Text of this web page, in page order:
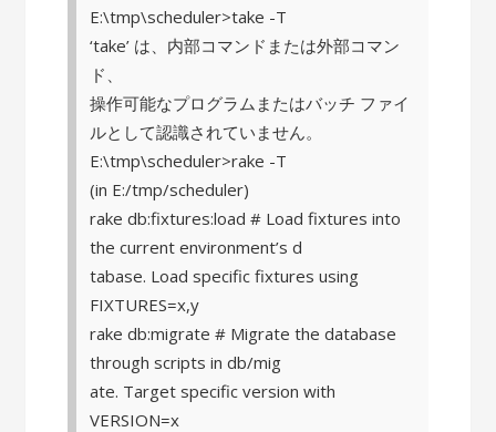
E:\tmp\scheduler>take -T
‘take’ は、内部コマンドまたは外部コマン
ド、
操作可能なプログラムまたはバッチ ファイ
ルとして認識されていません。
E:\tmp\scheduler>rake -T
(in E:/tmp/scheduler)
rake db:fixtures:load # Load fixtures into
the current environment’s d
tabase. Load specific fixtures using
FIXTURES=x,y
rake db:migrate # Migrate the database
through scripts in db/mig
ate. Target specific version with
VERSION=x